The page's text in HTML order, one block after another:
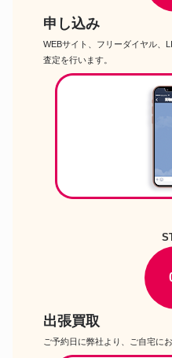
JODY JAZZ
Kamaka HF-
申し込み
WEBサイト、フリーダイヤル、
査定を行います。
出張買取
ご予約日に弊社より、ご自宅に